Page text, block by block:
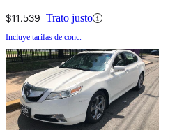
$11,539 Trato justo
Incluye tarifas de conc.